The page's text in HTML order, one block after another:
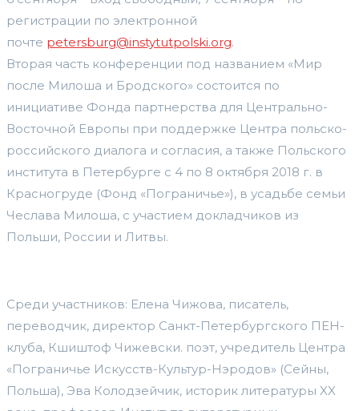
регистрации по электронной
почте petersburg@instytutpolski.org.
Вторая часть конференции под названием «Мир
после Милоша и Бродского» состоится по
инициативе Фонда партнерства для Центрально-
Восточной Европы при поддержке Центра польско-
российского диалога и согласия, а также Польского
института в Петербурге с 4 по 8 октября 2018 г. в
Красногруде (Фонд «Пограничье»), в усадьбе семьи
Чеслава Милоша, с участием докладчиков из
Польши, России и Литвы.
Среди участников: Елена Чижова, писатель,
переводчик, директор Санкт-Петербургского ПЕН-
клуба, Кшиштоф Чижевски. поэт, учредитель Центра
«Пограничье Искусств-Культур-Нэродов» (Сейны,
Польша), Эва Колодзейчик, историк литературы XX